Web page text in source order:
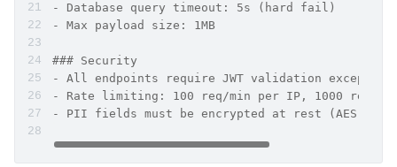
- Database query timeout: 5s (hard fail)
- Max payload size: 1MB
### Security
- All endpoints require JWT validation except /
- Rate limiting: 100 req/min per IP, 1000 req/
- PII fields must be encrypted at rest (AES-256-